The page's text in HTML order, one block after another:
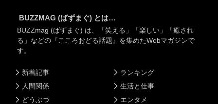
BUZZMAG (ばずまぐ) とは…
BUZZmag (ばずまぐ) は、「笑える」「楽しい」「癒され
る」などの『こころおどる話題』を集めたWebマガジンで
す。
新着記事
人間関係
どうぶつ
ランキング
生活と仕事
エンタメ